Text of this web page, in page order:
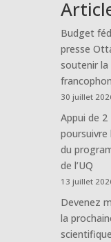
Budget
presse
soutenir la
30 juillet
Appui de
du
de l’UQ
13 juillet
Devenez
la